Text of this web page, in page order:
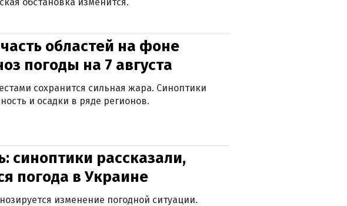
областей на фоне
погоды на 7 августа
сохранится сильная жара. Синоптики
и осадки в ряде регионов.
синоптики рассказали,
погода в Украине
изменение погодной ситуации.